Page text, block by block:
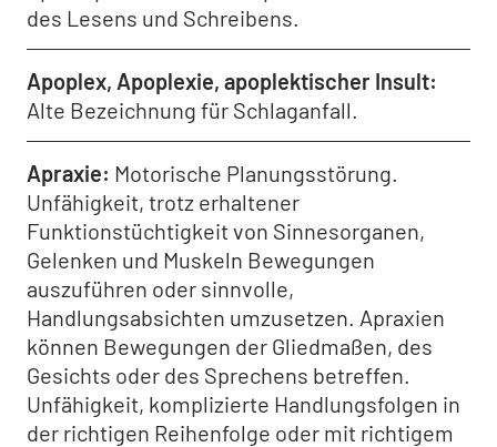
des Lesens und Schreibens.
Apoplex, Apoplexie, apoplektischer Insult
Alte Bezeichnung für Schlaganfall.
Apraxie Motorische Planungsstörung.
Unfähigkeit, trotz erhaltener
Funktionstüchtigkeit von Sinnesorganen,
Gelenken und Muskeln Bewegungen
auszuführen oder sinnvolle,
Handlungsabsichten umzusetzen. Apraxien
können Bewegungen der Gliedmaßen, des
Gesichts oder des Sprechens betreffen.
Unfähigkeit, komplizierte Handlungsfolgen in
der richtigen Reihenfolge oder mit richtigem